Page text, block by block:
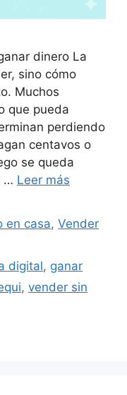
dinero La
sino cómo
Muchos
que pueda
perdiendo
centavos o
se queda
… Leer más
en casa,Vender
digital, ganar
, vender sin